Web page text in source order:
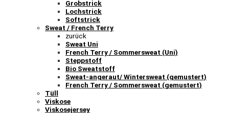
Grobstrick
Lochstrick
Softstrick
Sweat / French Terry
zurück
Sweat Uni
French Terry / Sommersweat (Uni)
Steppstoff
Bio Sweatstoff
Sweat-angeraut/ Wintersweat (gemustert)
French Terry / Sommersweat (gemustert)
Tüll
Viskose
Viskosejersey